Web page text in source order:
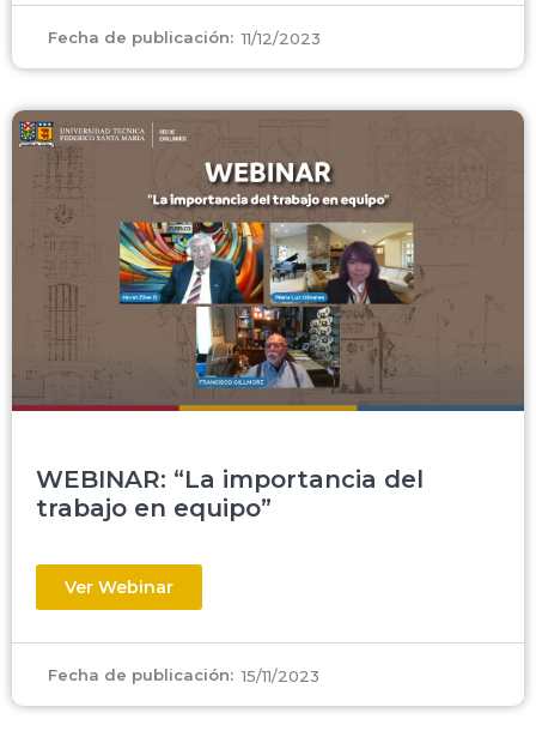
Fecha de publicación: 11/12/2023
WEBINAR: “La importancia del
trabajo en equipo”
Ver Webinar
Fecha de publicación: 15/11/2023